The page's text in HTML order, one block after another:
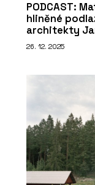
PODCAST:
hliněné
architekty
26. 12. 2025